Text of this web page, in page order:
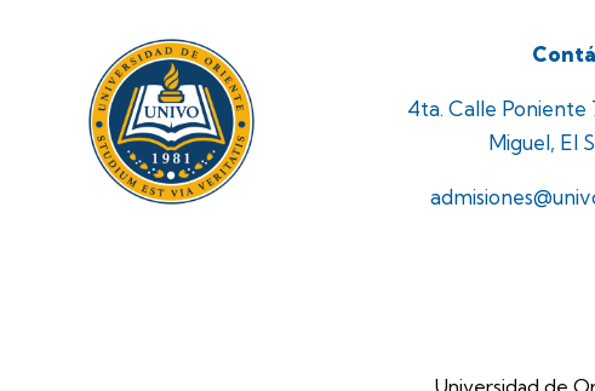
4ta. Calle Poniente
Miguel, El